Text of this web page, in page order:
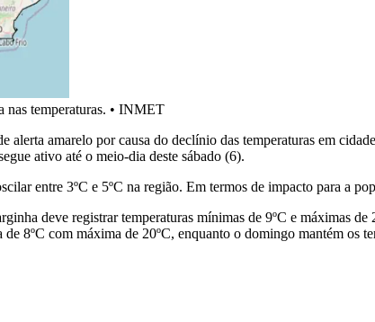
nas temperaturas. • INMET
amarelo por causa do declínio das temperaturas em
ativo até o meio-dia deste sábado (6).
entre 3ºC e 5ºC na região. Em termos de impacto para a
deve registrar temperaturas mínimas de 9ºC e máximas
8ºC com máxima de 20ºC, enquanto o domingo mantém os